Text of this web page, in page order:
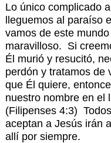
Lo único complicado
lleguemos al paraíso
vamos de este
maravilloso. Si
Él murió y resucitó,
perdón y tratamos de
que Él quiere,
nuestro nombre en el
(Filipenses 4:3)
aceptan a Jesús irán
allí por siempre.